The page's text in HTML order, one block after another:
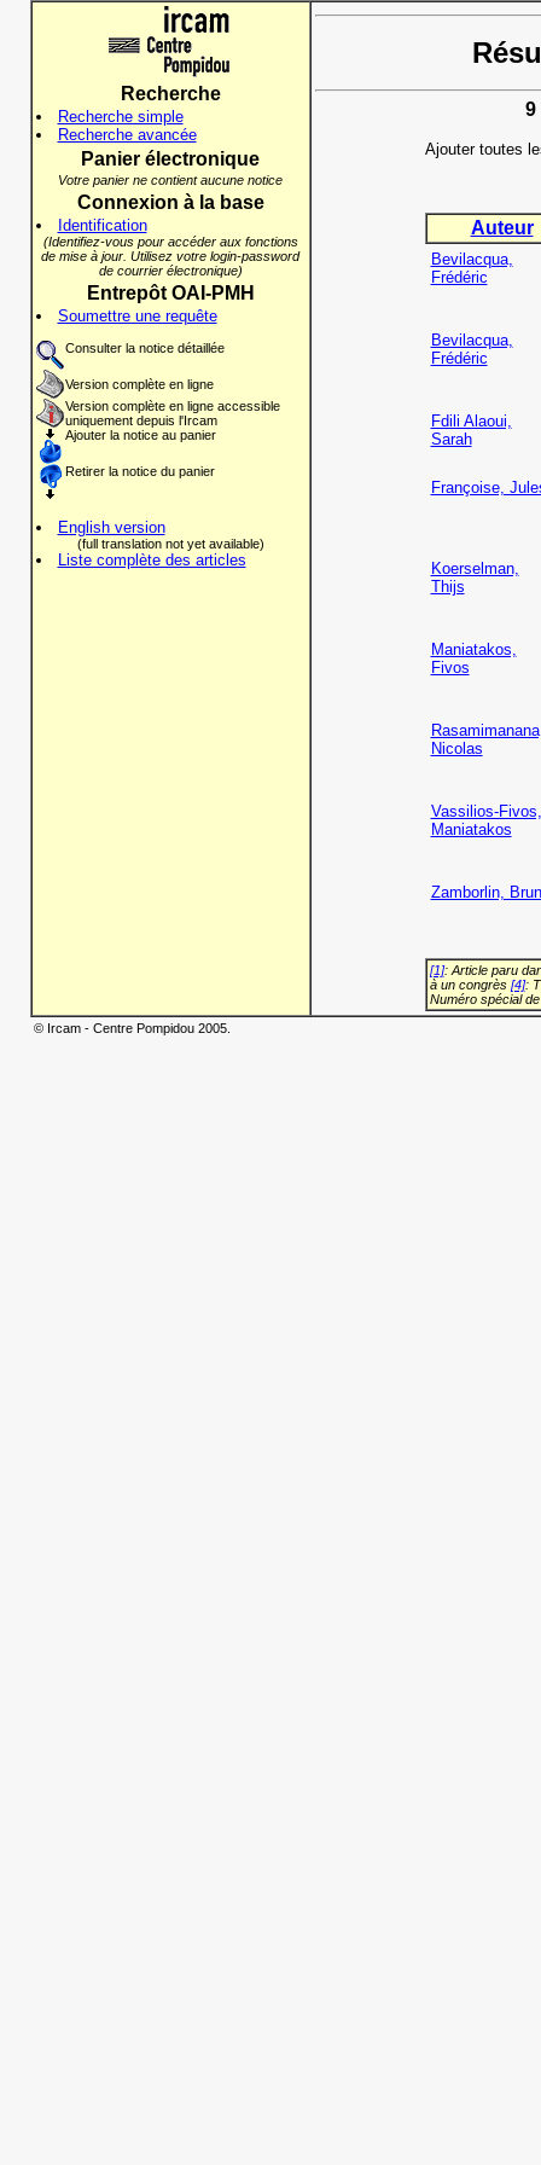
Recherche
Recherche simple
Recherche avancée
Panier électronique
Votre panier ne contient aucune notice
Connexion à la base
Identification
(Identifiez-vous pour accéder aux fonctions
de mise à jour. Utilisez votre login-password
de courrier électronique)
Entrepôt OAI-PMH
Soumettre une requête
Consulter la notice détaillée
Version complète en ligne
Version complète en ligne accessible
uniquement depuis l'Ircam
Ajouter la notice au panier
Retirer la notice du panier
English version
(full translation not yet available)
Liste complète des articles
9
Ajouter toutes
Auteur
Bevilacqua,
Frédéric
Bevilacqua,
Frédéric
Fdili Alaoui,
Sarah
Françoise,
Koerselman,
Thijs
Maniatakos,
Fivos
Nicolas
Vassilios-Fivos,
Maniatakos
Zamborlin,
[1]: Article paru
à un congrès [4]:
Numéro spécial
© Ircam - Centre Pompidou 2005.